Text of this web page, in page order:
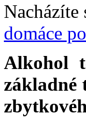
Nacházíte
domáce
Alkohol
základné